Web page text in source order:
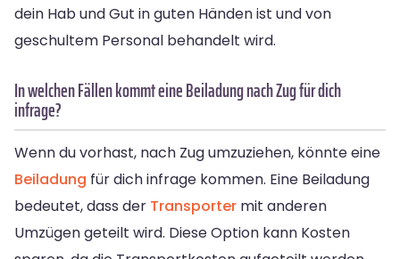
dein Hab und Gut in guten Händen ist und von
geschultem Personal behandelt wird.
In welchen Fällen kommt eine Beiladung nach Zug für dich
infrage?
Wenn du vorhast, nach Zug umzuziehen, könnte eine
Beiladung für dich infrage kommen. Eine Beiladung
bedeutet, dass der Transporter mit anderen
Umzügen geteilt wird. Diese Option kann Kosten